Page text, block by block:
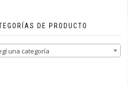
DE PRODUCTO
una categoría